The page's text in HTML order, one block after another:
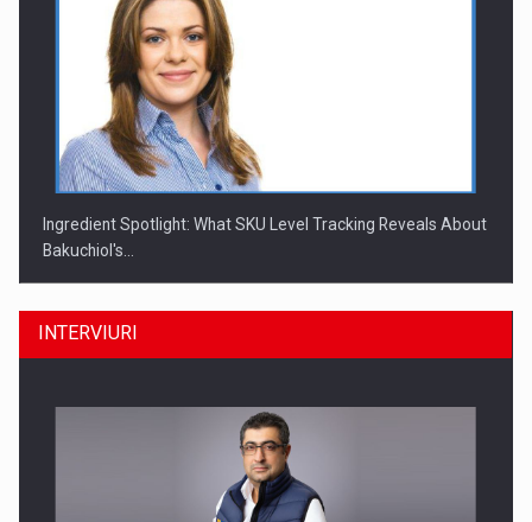
Ingredient Spotlight: What SKU Level Tracking Reveals About
Bakuchiol's…
INTERVIURI